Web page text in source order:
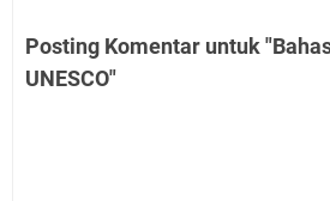
Posting Komentar untuk
UNESCO"